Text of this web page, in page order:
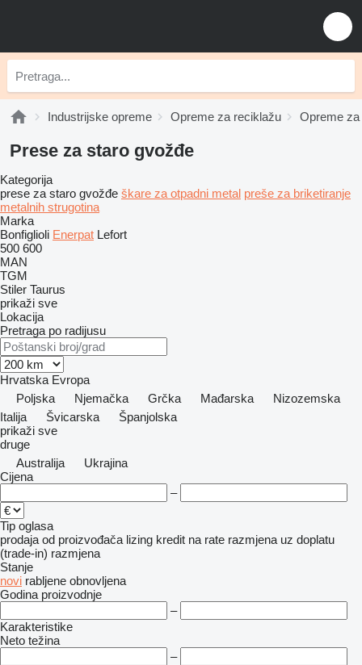
Industrijske opreme Opreme za reciklažu Opreme
Prese za staro gvožđe
Kategorija
prese za staro gvožđe škare za otpadni metal preše za briketiranje
metalnih strugotina
Marka
Bonfiglioli Enerpat Lefort
500 600
MAN
TGM
Stiler Taurus
prikaži sve
Lokacija
Pretraga po radijusu
Hrvatska Evropa
Poljska
Njemačka Grčka Mađarska
Nizozemska
Italija
Švicarska
Španjolska
prikaži sve
druge
Australija
Ukrajina
Cijena
–
Tip oglasa
prodaja od proizvođača lizing kredit na rate razmjena uz doplatu
(trade-in) razmjena
Stanje
novi rabljene obnovljena
Godina proizvodnje
–
Karakteristike
Neto težina
–